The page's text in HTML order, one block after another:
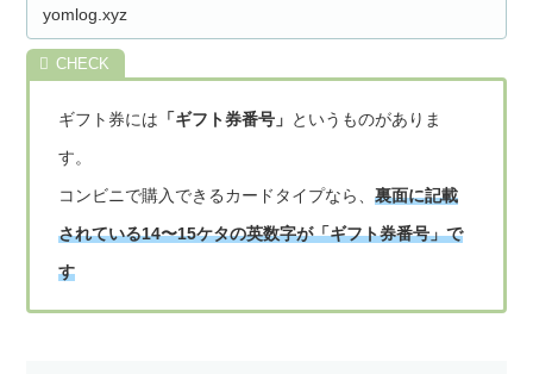
yomlog.xyz
ギフト券には 「ギフト券番号」 というものがありま
す。
コンビニで購入できるカードタイプなら、裏面に記載
されている14〜15ケタの英数字が「ギフト券番号」で
す